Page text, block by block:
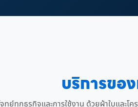
บริการของ
ทย์ทุกธุรกิจและการใช้งาน ด้วยผ้าใบและโ